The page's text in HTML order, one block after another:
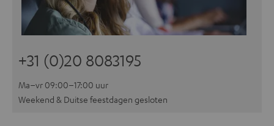
+31 (0)20 8083195
Ma–vr 09:00–17:00 uur
Weekend & Duitse feestdagen gesloten